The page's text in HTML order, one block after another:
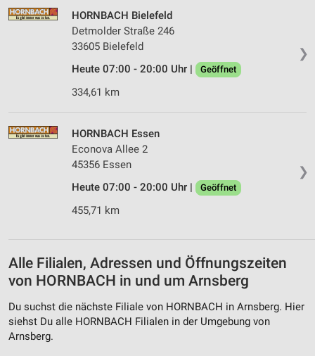
❯
HORNBACH Bielefeld
Detmolder Straße 246
33605 Bielefeld
Heute 07:00 - 20:00 Uhr |
Geöffnet
334,61 km
❯
HORNBACH Essen
Econova Allee 2
45356 Essen
Heute 07:00 - 20:00 Uhr |
Geöffnet
455,71 km
Alle Filialen, Adressen und Öffnungszeiten
von HORNBACH in und um Arnsberg
Du suchst die nächste Filiale von HORNBACH in Arnsberg. Hier
siehst Du alle HORNBACH Filialen in der Umgebung von
Arnsberg.
Verwendung reduzierter Daten zur Auswahl von
Werbeanzeigen
Erstellung von Profilen für personalisierte
Erstellung von Profilen zur Personalisierung
von Inhalten
Verwendung von Profilen zur Auswahl
Messung der Performance von Inhalten
Analyse von Zielgruppen durch Statistiken oder
Quellen
Entwicklung und Verbesserung der Angebote